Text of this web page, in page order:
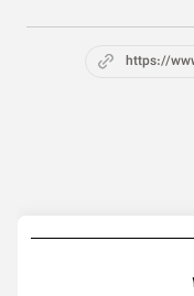
https://